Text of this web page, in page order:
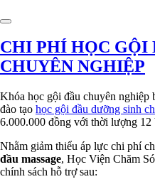
CHI PHÍ HỌC GỘI
CHUYÊN NGHIỆP
Khóa học gội đầu chuyên nghiệp
đào tạo học gội đầu dưỡng sinh
6.000.000 đồng với thời lượng 12
Nhằm giảm thiểu áp lực chi phí
đầu massage, Học Viện Chăm
chính sách hỗ trợ sau: